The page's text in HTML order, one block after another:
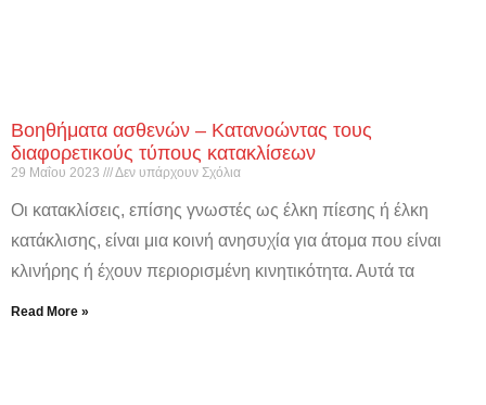
Βοηθήματα ασθενών – Κατανοώντας τους
διαφορετικούς τύπους κατακλίσεων
29 Μαΐου 2023 Δεν υπάρχουν Σχόλια
Οι κατακλίσεις, επίσης γνωστές ως έλκη πίεσης ή έλκη
κατάκλισης, είναι μια κοινή ανησυχία για άτομα που είναι
κλινήρης ή έχουν περιορισμένη κινητικότητα. Αυτά τα
Read More »